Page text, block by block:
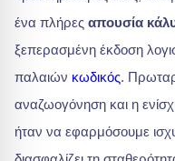
ένα πλήρες απουσία
ξεπερασμένη έκδοση
παλαιών κωδικός.
αναζωογόνηση και η
ήταν να εφαρμόσουμε